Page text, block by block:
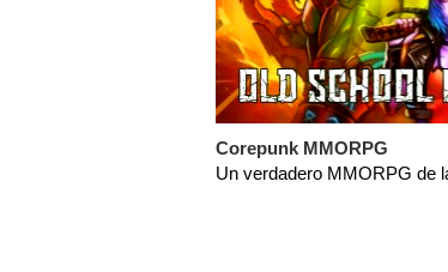
Corepunk MMORPG
Un verdadero MMORPG de